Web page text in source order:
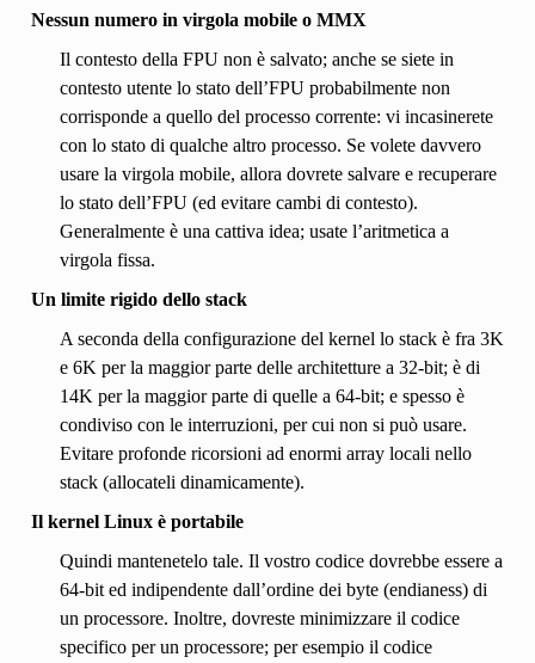
Nessun numero in virgola mobile o MMX
Il contesto della FPU non è salvato; anche se siete in
contesto utente lo stato dell’FPU probabilmente non
corrisponde a quello del processo corrente: vi incasinerete
con lo stato di qualche altro processo. Se volete davvero
usare la virgola mobile, allora dovrete salvare e recuperare
lo stato dell’FPU (ed evitare cambi di contesto).
Generalmente è una cattiva idea; usate l’aritmetica a
virgola fissa.
Un limite rigido dello stack
A seconda della configurazione del kernel lo stack è fra 3K
e 6K per la maggior parte delle architetture a 32-bit; è di
14K per la maggior parte di quelle a 64-bit; e spesso è
condiviso con le interruzioni, per cui non si può usare.
Evitare profonde ricorsioni ad enormi array locali nello
stack (allocateli dinamicamente).
Il kernel Linux è portabile
Quindi mantenetelo tale. Il vostro codice dovrebbe essere a
64-bit ed indipendente dall’ordine dei byte (endianess) di
un processore. Inoltre, dovreste minimizzare il codice
specifico per un processore; per esempio il codice